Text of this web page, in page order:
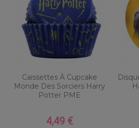
Caissettes À Cupcake
Monde Des Sorciers Harry
Potter PME
Prix
4,49 €